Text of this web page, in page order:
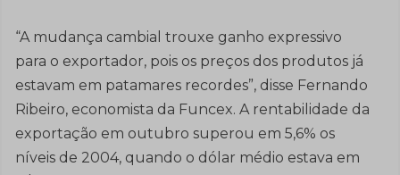
“A mudança cambial trouxe ganho expressivo
para o exportador, pois os preços dos produtos já
estavam em patamares recordes”, disse Fernando
Ribeiro, economista da Funcex. A rentabilidade da
exportação em outubro superou em 5,6% os
níveis de 2004, quando o dólar médio estava em